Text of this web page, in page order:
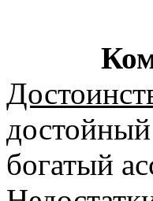
достойный
богатый